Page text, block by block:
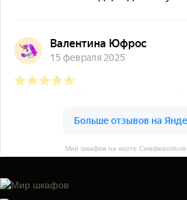
Мир шкафов на карте